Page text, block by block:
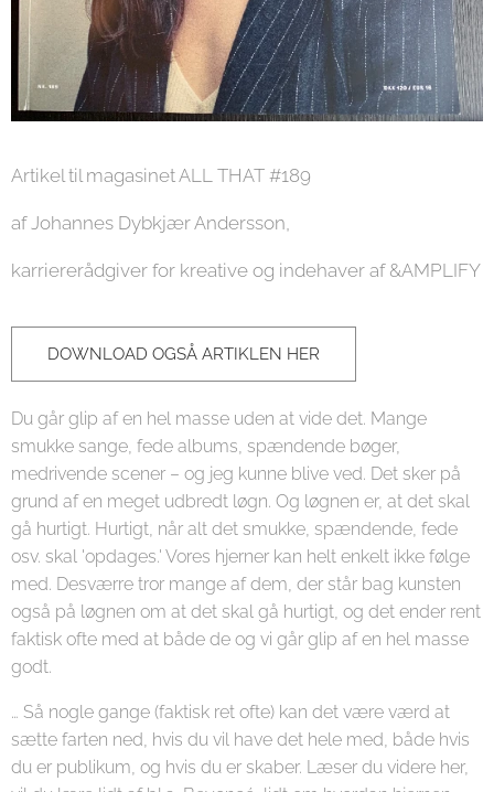
Artikel til magasinet ALL THAT #189
af Johannes Dybkjær Andersson,
karriererådgiver for kreative og indehaver af &AMPLIFY
DOWNLOAD OGSÅ ARTIKLEN HER
Du går glip af en hel masse uden at vide det. Mange
smukke sange, fede albums, spændende bøger,
medrivende scener – og jeg kunne blive ved. Det sker på
grund af en meget udbredt løgn. Og løgnen er, at det skal
gå hurtigt. Hurtigt, når alt det smukke, spændende, fede
osv. skal 'opdages.' Vores hjerner kan helt enkelt ikke følge
med. Desværre tror mange af dem, der står bag kunsten
også på løgnen om at det skal gå hurtigt, og det ender rent
faktisk ofte med at både de og vi går glip af en hel masse
godt.
… Så nogle gange (faktisk ret ofte) kan det være værd at
sætte farten ned, hvis du vil have det hele med, både hvis
du er publikum, og hvis du er skaber. Læser du videre her,